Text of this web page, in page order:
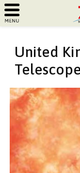
PRIMARY
MENU
United